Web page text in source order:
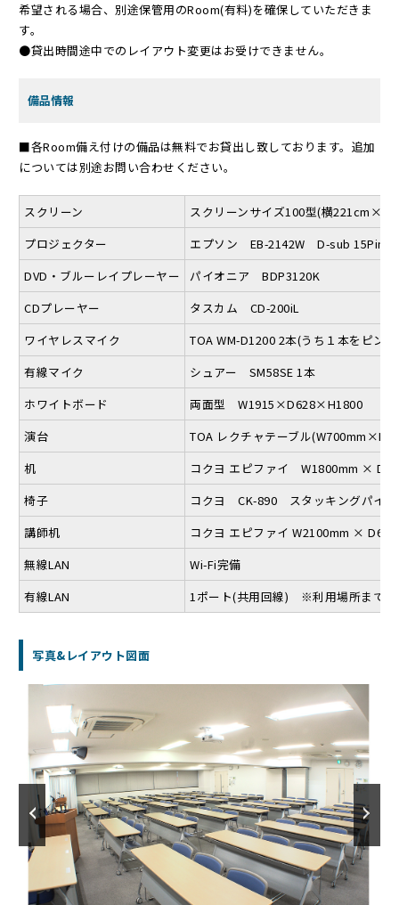
希望される場合、別途保管用のRoom(有料)を確保していただきま
す。
●貸出時間途中でのレイアウト変更はお受けできません。
備品情報
■各Room備え付けの備品は無料でお貸出し致しております。追加
については別途お問い合わせください。
スクリーン
スクリーンサイズ100型(横221cm×
プロジェクター
エプソン EB-2142W D-sub 15Pin ま
DVD・ブルーレイプレーヤー
パイオニア BDP3120K
CDプレーヤー
タスカム CD-200iL
ワイヤレスマイク
TOA WM-D1200 2本(うち１本をピン
有線マイク
シュアー SM58SE 1本
ホワイトボード
両面型 W1915×D628×H1800
演台
TOA レクチャテーブル
机
コクヨ エピファイ W1800mm ×
椅子
コクヨ CK-890 スタッキングパイプ
講師机
コクヨ エピファイ W2100mm ×
無線LAN
Wi-Fi完備
有線LAN
1ポート(共用回線) ※利用場所までの
写真&レイアウト図面